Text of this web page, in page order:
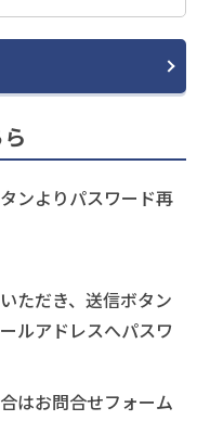
ンよりパスワード再
ただき、送信ボタン
ルアドレスへパスワ
はお問合せフォーム